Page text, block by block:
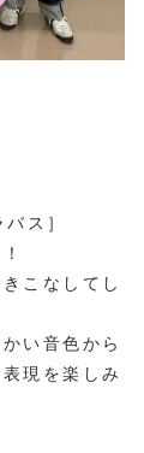
ス］
こなしてし
い音色から
現を楽しみ